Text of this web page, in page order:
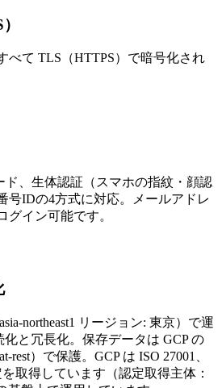
べて TLS（HTTPS）で暗号化され
ド、生体認証（スマホの指紋・顔認
号IDの4方式に対応。メールアドレ
グイン可能です。
northeast1 リージョン: 東京）で運
化と冗長化。保存データは GCP の
rest）で保護。GCP は ISO 27001、
取得しています（認定取得主体：